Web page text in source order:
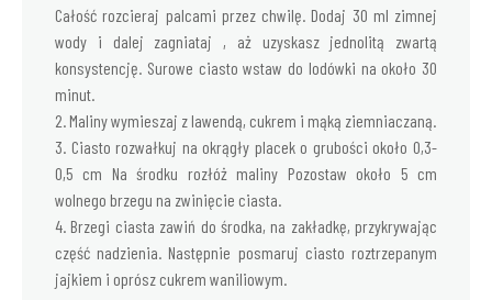
Całość rozcieraj palcami przez chwilę. Dodaj 30 ml zimnej
wody i dalej zagniataj , aż uzyskasz jednolitą zwartą
konsystencję. Surowe ciasto wstaw do lodówki na około 30
minut.
2. Maliny wymieszaj z lawendą, cukrem i mąką ziemniaczaną.
3. Ciasto rozwałkuj na okrągły placek o grubości około 0,3-
0,5 cm Na środku rozłóż maliny Pozostaw około 5 cm
wolnego brzegu na zwinięcie ciasta.
4. Brzegi ciasta zawiń do środka, na zakładkę, przykrywając
część nadzienia. Następnie posmaruj ciasto roztrzepanym
jajkiem i oprósz cukrem waniliowym.